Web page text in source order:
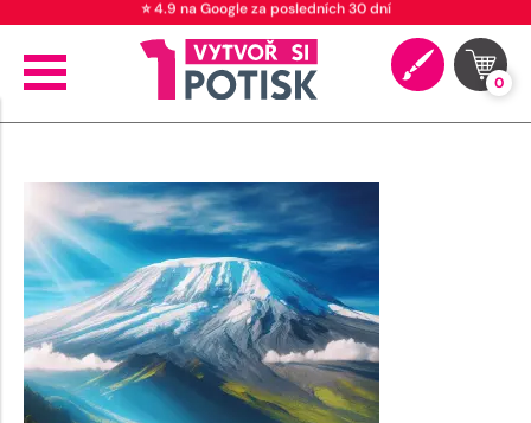
⭐ 4.9 na Google za posledních 30 dní
0